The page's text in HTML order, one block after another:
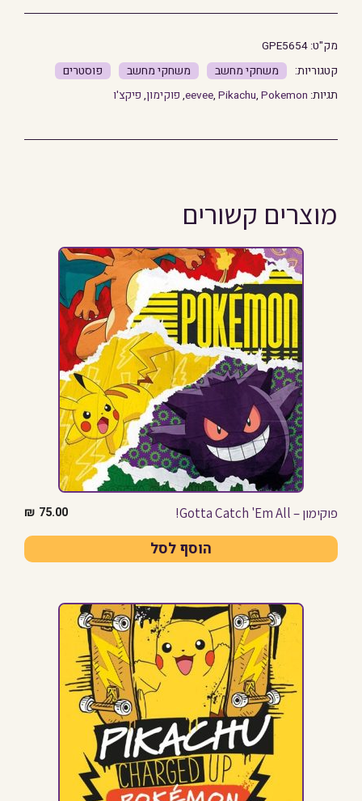
מק"ט: GPE5654
משחקי מחשב משחקי מחשב פוסטרים
תגיות: eevee, Pikachu, Pokemon
, פוקימון, פיקצ'ו
מוצרים קשורים
פוקימון – Gotta Catch 'Em All! 75.00
₪
הוסף לסל